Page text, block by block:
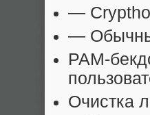
—
—
PAM-
Очистка